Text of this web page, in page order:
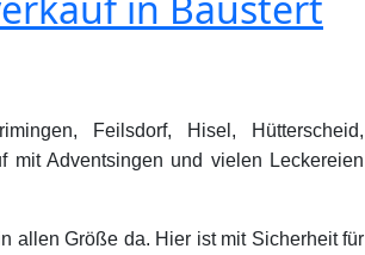
Feilsdorf, Hisel, Hütterscheid,
mit Adventsingen und vielen Leckereien
allen Größe da. Hier ist mit Sicherheit für